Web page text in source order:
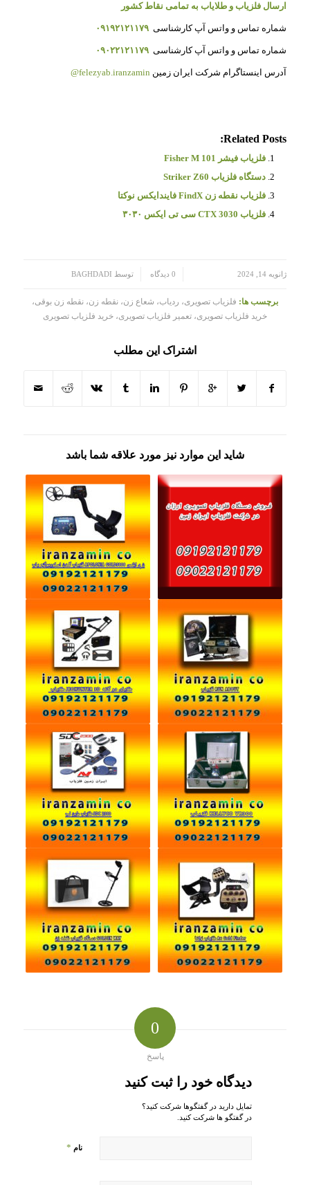
ارسال فلزیاب و طلایاب به تمامی نقاط کشور
شماره تماس و واتس آپ کارشناسی ۰۹۱۹۲۱۲۱۱۷۹
شماره تماس و واتس آپ کارشناسی ۰۹۰۲۲۱۲۱۱۷۹
آدرس اینستاگرام شرکت ایران زمین felezyab.iranzamin@
Related Posts:
فلزیاب فیشر Fisher M 101
دستگاه فلزیاب Striker Z60
فلزیاب نقطه زن FindX فایندایکس نوکتا
فلزیاب CTX 3030 سی تی ایکس ۳۰۳۰
ژانویه 14, 2024 0 دیدگاه توسط BAGHDADI
برچسب ها: فلزیاب تصویری، ردیاب، شعاع زن، نقطه زن، نقطه زن بوقی،
خرید فلزیاب تصویری، تعمیر فلزیاب تصویری، خرید فلزیاب تصویری
اشتراک این مطلب
شاید این موارد نیز مورد علاقه شما باشد
0
پاسخ
دیدگاه خود را ثبت کنید
تمایل دارید در گفتگوها شرکت کنید؟
در گفتگو ها شرکت کنید.
نام *